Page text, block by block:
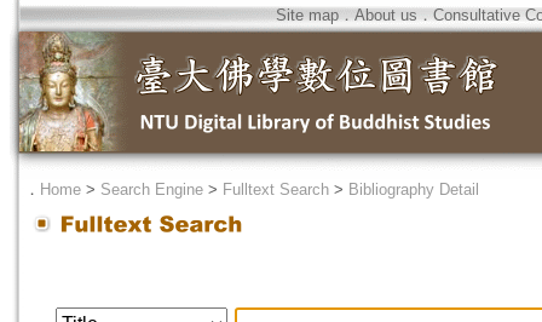
Site map．About us ． Consultative
． Home > Search Engine > Fulltext Search > Bibliography Detail